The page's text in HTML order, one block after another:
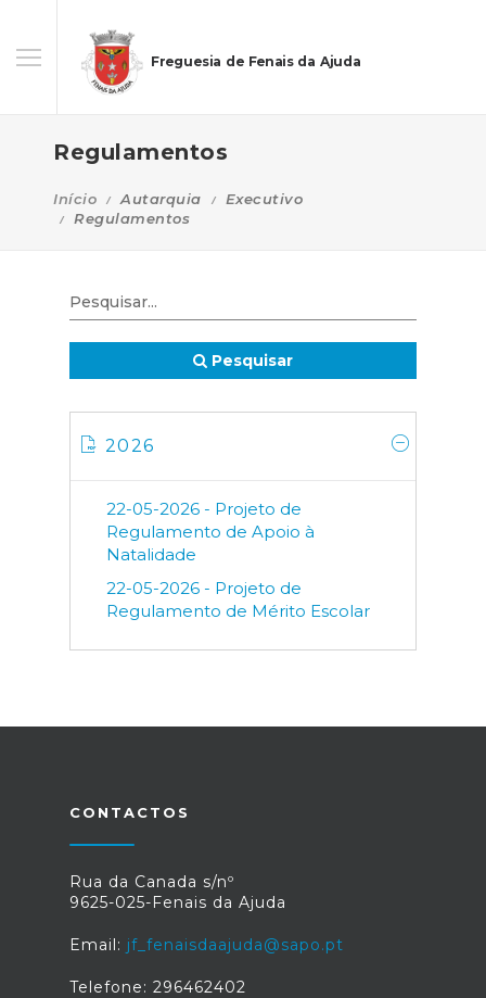
Freguesia de Fenais da Ajuda
Regulamentos
Início Autarquia
Executivo
Regulamentos
Pesquisar
2026
22-05-2026 - Projeto de
Regulamento de Apoio à
Natalidade
22-05-2026 - Projeto de
Regulamento de Mérito Escolar
CONTACTOS
Rua da Canada s/nº
9625-025-Fenais da Ajuda
Email: jf_fenaisdaajuda@sapo.pt
Telefone: 296462402